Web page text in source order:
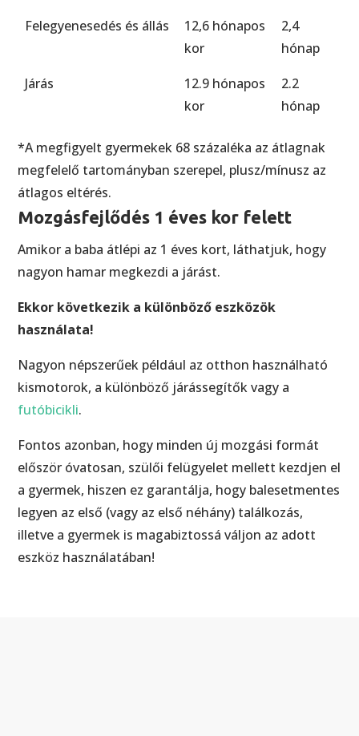
Felegyenesedés és állás
12,6 hónapos
kor
2,4
hónap
Járás
12.9 hónapos
kor
2.2
hónap
*A megfigyelt gyermekek 68 százaléka az átlagnak
megfelelő tartományban szerepel, plusz/mínusz az
átlagos eltérés.
Mozgásfejlődés 1 éves kor felett
Amikor a baba átlépi az 1 éves kort, láthatjuk, hogy
nagyon hamar megkezdi a járást.
Ekkor következik a különböző eszközök
használata!
Nagyon népszerűek például az otthon használható
kismotorok, a különböző járássegítők vagy a
futóbicikli.
Fontos azonban, hogy minden új mozgási formát
először óvatosan, szülői felügyelet mellett kezdjen el
a gyermek, hiszen ez garantálja, hogy balesetmentes
legyen az első (vagy az első néhány) találkozás,
illetve a gyermek is magabiztossá váljon az adott
eszköz használatában!